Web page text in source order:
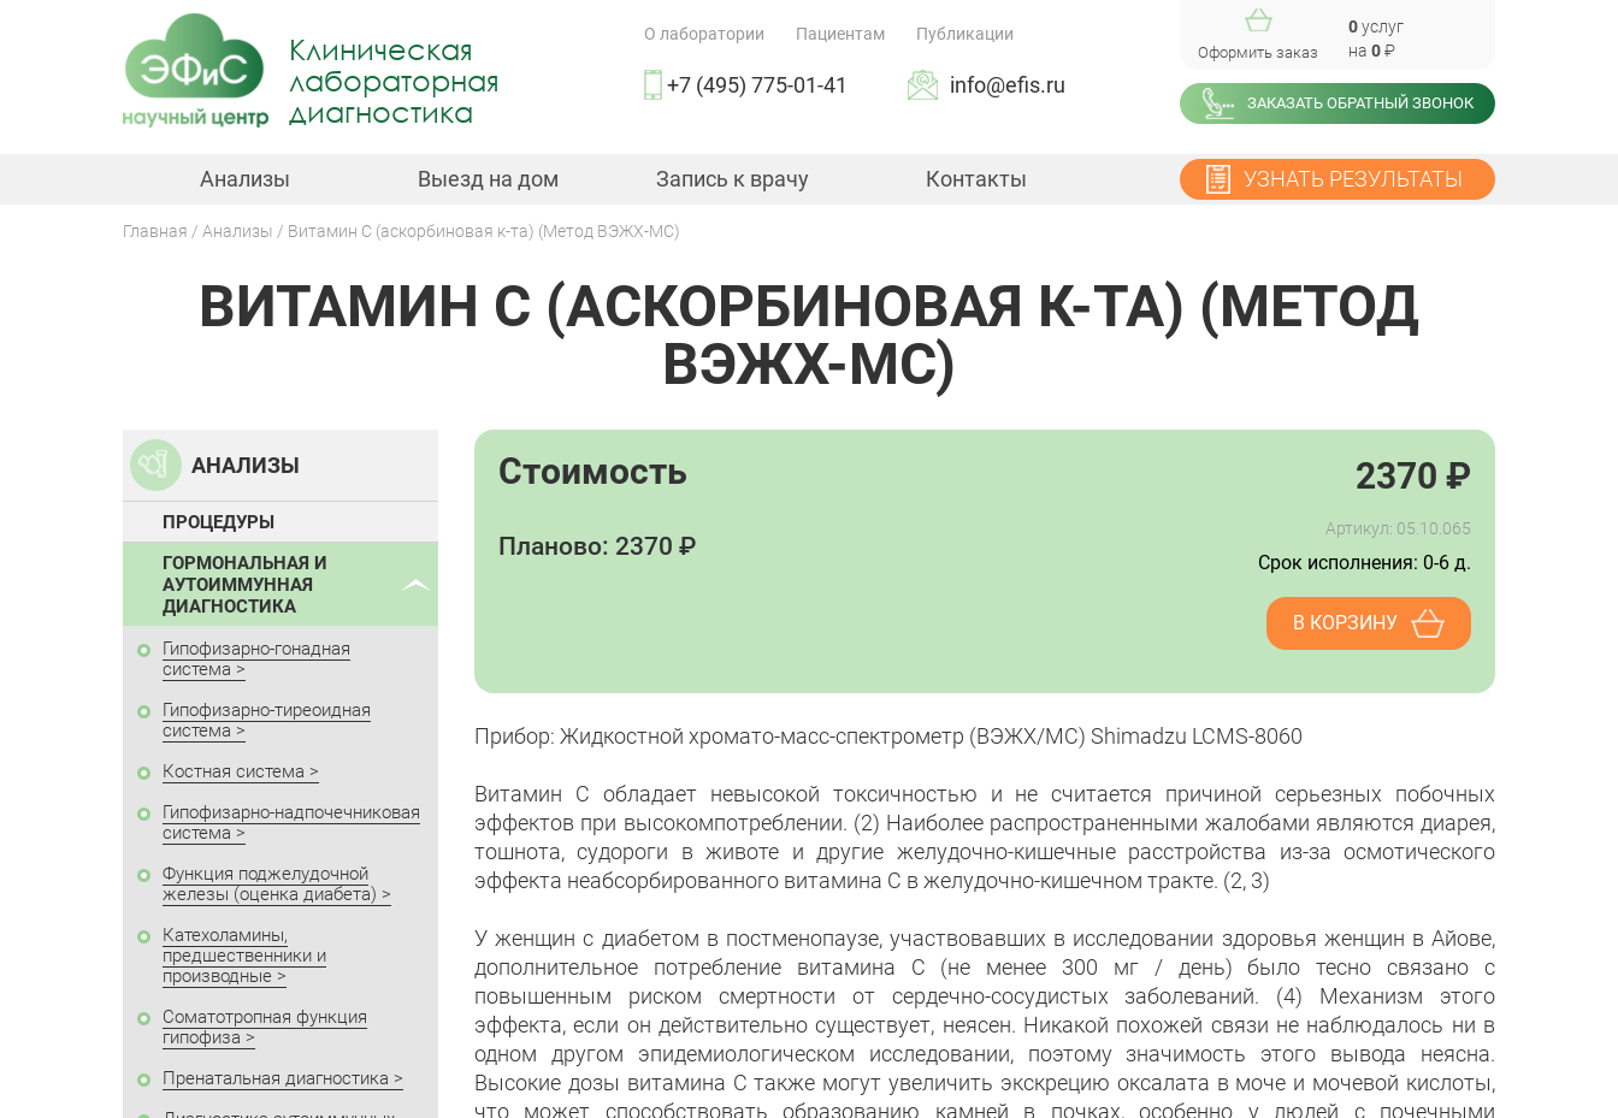
Клиническая
лабораторная
диагностика
О лаборатории Пациентам Публикации
+7 (495) 775-01-41 info@efis.ru
Оформить заказ
0услуг
на 0₽
ЗАКАЗАТЬ ОБРАТНЫЙ ЗВОНОК
Анализы Выезд на дом Запись к врачу Контакты УЗНАТЬ РЕЗУЛЬТАТЫ
Главная Анализы Витамин С (аскорбиновая к-та) (Метод ВЭЖХ-МС)
ВИТАМИН С (АСКОРБИНОВАЯ К-ТА) (МЕТОД
ВЭЖХ-МС)
АНАЛИЗЫ
ПРОЦЕДУРЫ
ГОРМОНАЛЬНАЯ И
АУТОИММУННАЯ
ДИАГНОСТИКА
Гипофизарно-гонадная
система
Гипофизарно-тиреоидная
система
Костная система
Гипофизарно-надпочечниковая
система
Функция поджелудочной
железы (оценка диабета)
Катехоламины,
предшественники и
производные
Соматотропная функция
гипофиза
Пренатальная диагностика
Стоимость 2370 ₽
Планово: 2370 ₽
Артикул: 05.10.065
Срок исполнения: 0-6 д.
В КОРЗИНУ
Прибор: Жидкостной хромато-масс-спектрометр (ВЭЖХ/МС) Shimadzu LCMS-8060
Витамин С обладает невысокой токсичностью и не считается причиной серьезных побочных
эффектов при высокомпотреблении. (2) Наиболее распространенными жалобами являются диарея,
тошнота, судороги в животе и другие желудочно-кишечные расстройства из-за осмотического
эффекта неабсорбированного витамина С в желудочно-кишечном тракте. (2, 3)
У женщин с диабетом в постменопаузе, участвовавших в исследовании здоровья женщин в Айове,
дополнительное потребление витамина С (не менее 300 мг / день) было тесно связано с
повышенным риском смертности от сердечно-сосудистых заболеваний. (4) Механизм этого
эффекта, если он действительно существует, неясен. Никакой похожей связи не наблюдалось ни в
одном другом эпидемиологическом исследовании, поэтому значимость этого вывода неясна.
Высокие дозы витамина С также могут увеличить экскрецию оксалата в моче и мочевой кислоты,
что может способствовать образованию камней в почках, особенно у людей с почечными